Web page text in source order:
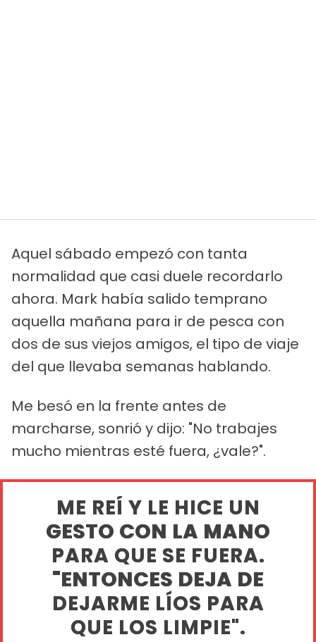
Aquel sábado empezó con tanta
normalidad que casi duele recordarlo
ahora. Mark había salido temprano
aquella mañana para ir de pesca con
dos de sus viejos amigos, el tipo de viaje
del que llevaba semanas hablando.
Me besó en la frente antes de
marcharse, sonrió y dijo: "No trabajes
mucho mientras esté fuera, ¿vale?".
ME REÍ Y LE HICE UN
GESTO CON LA MANO
PARA QUE SE FUERA.
"ENTONCES DEJA DE
DEJARME LÍOS PARA
QUE LOS LIMPIE".